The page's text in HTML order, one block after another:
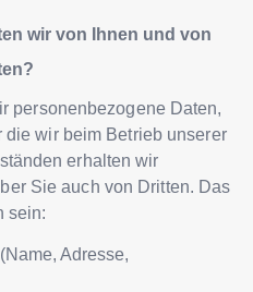
wir von Ihnen und von
personenbezogene Daten,
wir beim Betrieb unserer
erhalten wir
Sie auch von Dritten. Das
sein:
Adresse,